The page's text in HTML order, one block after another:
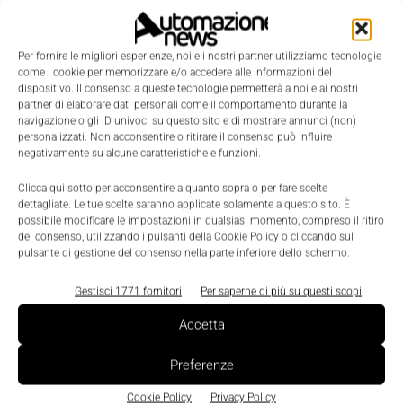
Per fornire le migliori esperienze, noi e i nostri partner utilizziamo tecnologie
come i cookie per memorizzare e/o accedere alle informazioni del
dispositivo. Il consenso a queste tecnologie permetterà a noi e ai nostri
partner di elaborare dati personali come il comportamento durante la
navigazione o gli ID univoci su questo sito e di mostrare annunci (non)
personalizzati. Non acconsentire o ritirare il consenso può influire
negativamente su alcune caratteristiche e funzioni.
Clicca qui sotto per acconsentire a quanto sopra o per fare scelte
dettagliate. Le tue scelte saranno applicate solamente a questo sito. È
possibile modificare le impostazioni in qualsiasi momento, compreso il ritiro
del consenso, utilizzando i pulsanti della Cookie Policy o cliccando sul
pulsante di gestione del consenso nella parte inferiore dello schermo.
Gestisci 1771 fornitori Per saperne di più su questi scopi
Accetta
Preferenze
Cookie Policy Privacy Policy
elaborazione di dati;
infrastrutture software di base;
tecnologie per la cyber-security;
realtà aumentata e virtuale e sistemi di telepresenza
multisensoriale;
tecnologie robotiche e di realtà aumentata e di sistemi
di sensori per la manutenzione predittiva e training;
sensori realizzabili con diverse tecnologie;
sviluppo e caratterizzazione materiali avanzati;
tecnologie, reti e sistemi e comunicazione, wireless e
Le misure agevolative dei